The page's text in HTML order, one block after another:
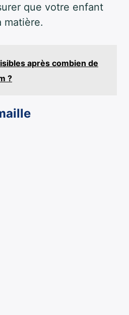
que votre enfant
matière.
après combien de
?